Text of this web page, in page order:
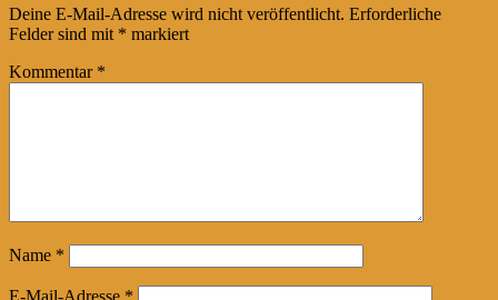
Deine E-Mail-Adresse wird nicht veröffentlicht. Erforderliche
Felder sind mit * markiert
Kommentar *
Name *